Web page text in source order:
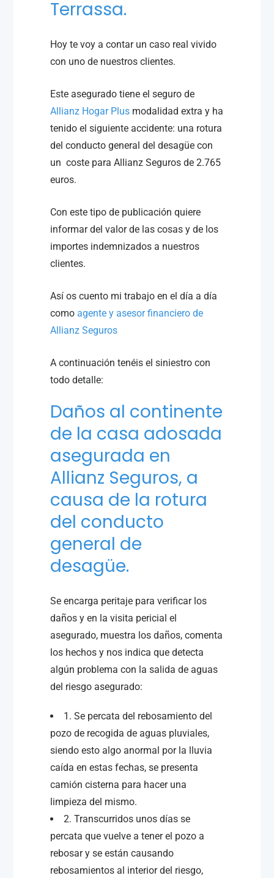
Terrassa.
Hoy te voy a contar un caso real vivido
con uno de nuestros clientes.
Este asegurado tiene el seguro de
Allianz Hogar Plus modalidad extra y ha
tenido el siguiente accidente: una rotura
del conducto general del desagüe con
un coste para Allianz Seguros de 2.765
euros.
Con este tipo de publicación quiere
informar del valor de las cosas y de los
importes indemnizados a nuestros
clientes.
Así os cuento mi trabajo en el día a día
como agente y asesor financiero de
Allianz Seguros
A continuación tenéis el siniestro con
todo detalle:
Daños al continente
de la casa adosada
asegurada en
Allianz Seguros, a
causa de la rotura
del conducto
general de
desagüe.
Se encarga peritaje para verificar los
daños y en la visita pericial el
asegurado, muestra los daños, comenta
los hechos y nos indica que detecta
algún problema con la salida de aguas
del riesgo asegurado:
1. Se percata del rebosamiento del
pozo de recogida de aguas pluviales,
siendo esto algo anormal por la lluvia
caída en estas fechas, se presenta
camión cisterna para hacer una
limpieza del mismo.
2. Transcurridos unos días se
percata que vuelve a tener el pozo a
rebosar y se están causando
rebosamientos al interior del riesgo,